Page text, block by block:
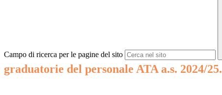
Campo di ricerca per le pagine del sito
graduatorie del personale ATA a.s. 2024/25.